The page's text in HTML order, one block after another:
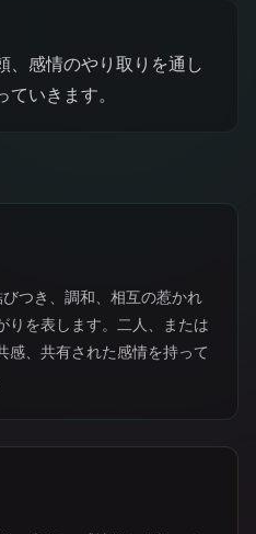
、感情のやり取りを通し
ていきます。
つき、調和、相互の惹かれ
りを表します。二人、または
感、共有された感情を持って